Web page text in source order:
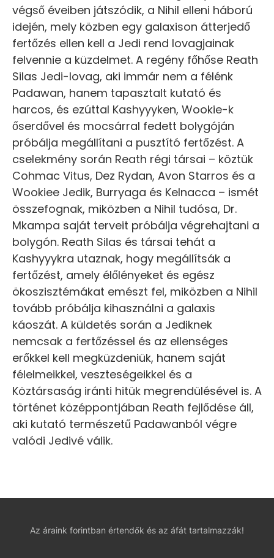
végső éveiben játszódik, a Nihil elleni háború
idején, mely közben egy galaxison átterjedő
fertőzés ellen kell a Jedi rend lovagjainak
felvennie a küzdelmet. A regény főhőse Reath
Silas Jedi-lovag, aki immár nem a félénk
Padawan, hanem tapasztalt kutató és
harcos, és ezúttal Kashyyyken, Wookie-k
őserdővel és mocsárral fedett bolygóján
próbálja megállítani a pusztító fertőzést. A
cselekmény során Reath régi társai – köztük
Cohmac Vitus, Dez Rydan, Avon Starros és a
Wookiee Jedik, Burryaga és Kelnacca – ismét
összefognak, miközben a Nihil tudósa, Dr.
Mkampa saját terveit próbálja végrehajtani a
bolygón. Reath Silas és társai tehát a
Kashyyykra utaznak, hogy megállítsák a
fertőzést, amely élőlényeket és egész
ökoszisztémákat emészt fel, miközben a Nihil
tovább próbálja kihasználni a galaxis
káoszát. A küldetés során a Jediknek
nemcsak a fertőzéssel és az ellenséges
erőkkel kell megküzdeniük, hanem saját
félelmeikkel, veszteségeikkel és a
Köztársaság iránti hitük megrendülésével is. A
történet középpontjában Reath fejlődése áll,
aki kutató természetű Padawanból végre
valódi Jedivé válik.
Az áraink forintban értendők és az áfát tartalmazzák!